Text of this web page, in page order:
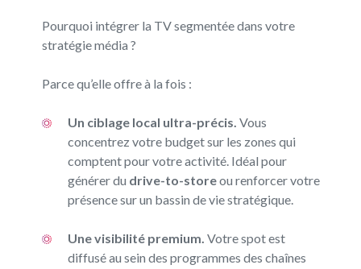
Pourquoi intégrer la TV segmentée dans votre
stratégie média ?
Parce qu’elle offre à la fois :
Un ciblage local ultra-précis. Vous
concentrez votre budget sur les zones qui
comptent pour votre activité. Idéal pour
générer du drive-to-storeou renforcer votre
présence sur un bassin de vie stratégique.
Une visibilité premium. Votre spot est
diffusé au sein des programmes des chaînes